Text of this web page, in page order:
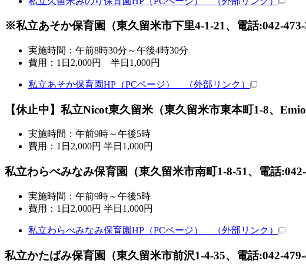
※私立あそか保育園（東久留米市下里4-1-21、電話:042-473-
実施時間：午前8時30分～午後4時30分
費用：1日2,000円 半日1,000円
私立あそか保育園HP（PCページ） （外部リンク）
【休止中】私立Nicot東久留米（東久留米市東本町1-8、
実施時間：午前9時～午後5時
費用：1日2,000円 半日1,000円
私立わらべみなみ保育園（東久留米市南町1-8-51、電話:042-
実施時間：午前9時～午後5時
費用：1日2,000円 半日1,000円
私立わらべみなみ保育園HP（PCページ） （外部リンク）
私立かたばみ保育園（東久留米市前沢1-4-35、電話